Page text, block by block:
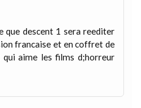
que descent 1 sera reediter
francaise et en coffret de
aime les films d;horreur